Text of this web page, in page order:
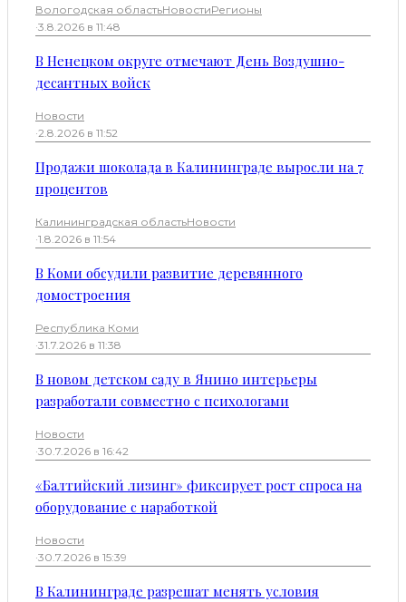
Вологодская областьНовостиРегионы
·3.8.2026 в 11:48
В Ненецком округе отмечают День Воздушно-
десантных войск
Новости
·2.8.2026 в 11:52
Продажи шоколада в Калининграде выросли на 7
процентов
Калининградская областьНовости
·1.8.2026 в 11:54
В Коми обсудили развитие деревянного
домостроения
Республика Коми
·31.7.2026 в 11:38
В новом детском саду в Янино интерьеры
разработали совместно с психологами
Новости
·30.7.2026 в 16:42
«Балтийский лизинг» фиксирует рост спроса на
оборудование с наработкой
Новости
·30.7.2026 в 15:39
В Калининграде разрешат менять условия